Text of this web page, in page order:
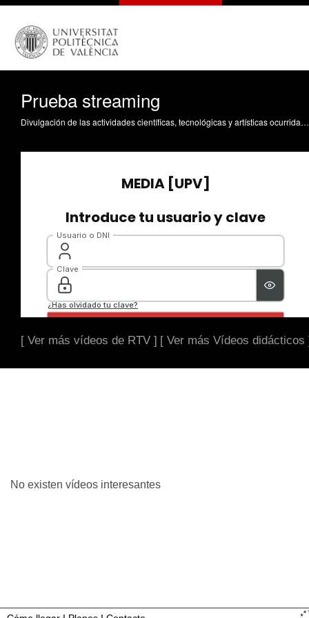
Prueba streaming
Divulgación de las actividades científicas, tecnológicas y artísticas ocurridas en los tres campus de la UPV
[ Ver más vídeos de RTV ] [ Ver más Vídeos didácticos
No existen vídeos interesantes